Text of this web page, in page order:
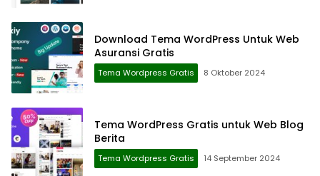
Download Tema WordPress Untuk Web
Asuransi Gratis
Tema Wordpress Gratis 8 Oktober 2024
Tema WordPress Gratis untuk Web Blog
Berita
Tema Wordpress Gratis 14 September 2024